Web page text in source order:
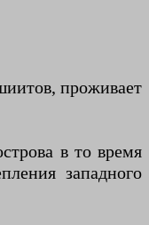
проживает
в то время
западного